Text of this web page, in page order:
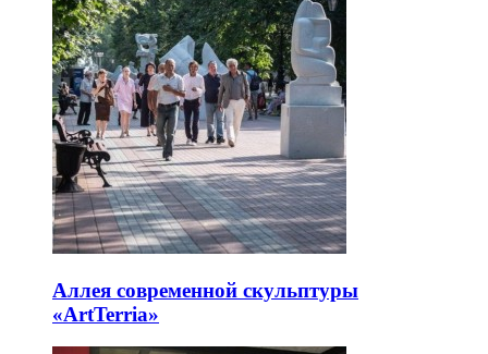
Аллея современной скульптуры
«ArtTerria»